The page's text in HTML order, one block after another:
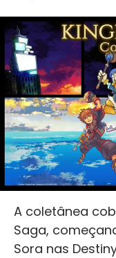
A coletânea
Saga,
Sora nas